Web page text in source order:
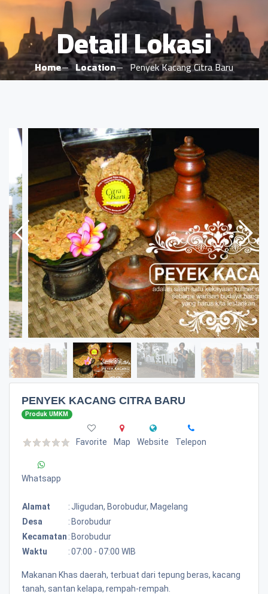
Detail Lokasi
Home Location Penyek Kacang Citra Baru
PENYEK KACANG CITRA BARU
Produk UMKM
Favorite Map Website Telepon
Whatsapp
Alamat : Jligudan, Borobudur, Magelang
Desa
: Borobudur
Kecamatan : Borobudur
Waktu
:07:00 - 07:00 WIB
Makanan Khas daerah, terbuat dari tepung beras, kacang
tanah, santan kelapa, rempah-rempah.